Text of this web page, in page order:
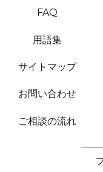
FAQ
用語集
サイトマップ
お問い合わせ
ご相談の流れ